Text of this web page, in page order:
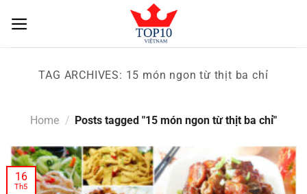
TAG ARCHIVES: 15 món ngon từ thịt ba chỉ
Home / Posts tagged "15 món ngon từ thịt ba chỉ"
16
Th5